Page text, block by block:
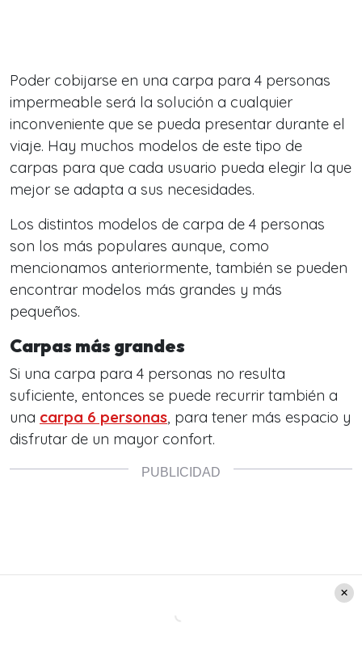
Poder cobijarse en una carpa para 4 personas
impermeable será la solución a cualquier
inconveniente que se pueda presentar durante el
viaje. Hay muchos modelos de este tipo de
carpas para que cada usuario pueda elegir la que
mejor se adapta a sus necesidades.
Los distintos modelos de carpa de 4 personas
son los más populares aunque, como
mencionamos anteriormente, también se pueden
encontrar modelos más grandes y más
pequeños.
Carpas más grandes
Si una carpa para 4 personas no resulta
suficiente, entonces se puede recurrir también a
una carpa 6 personas, para tener más espacio y
disfrutar de un mayor confort.